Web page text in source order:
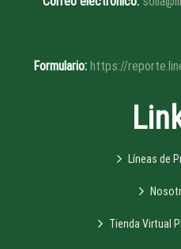
Formulario: https://
Líneas de
Tienda Virtual